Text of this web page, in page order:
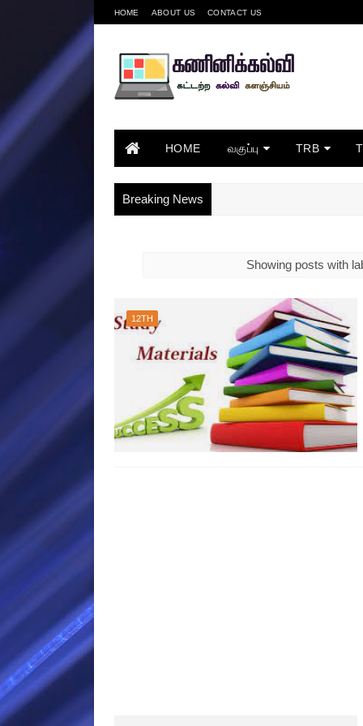
HOME ABOUT US CONTACT US
HOME வகுப்பு TRB
Breaking News
Showing posts with
12TH